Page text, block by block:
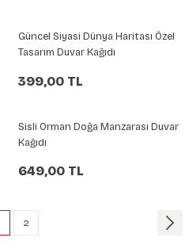
Güncel Siyasi Dünya Haritası Özel
Tasarım Duvar Kağıdı
399,00 TL
Sisli Orman Doğa Manzarası Duvar
Kağıdı
649,00 TL
2